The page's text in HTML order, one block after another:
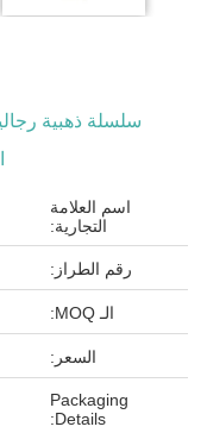
اسم العلامة
التجارية:
رقم الطراز:
الـ MOQ:
السعر:
Packaging
Details: